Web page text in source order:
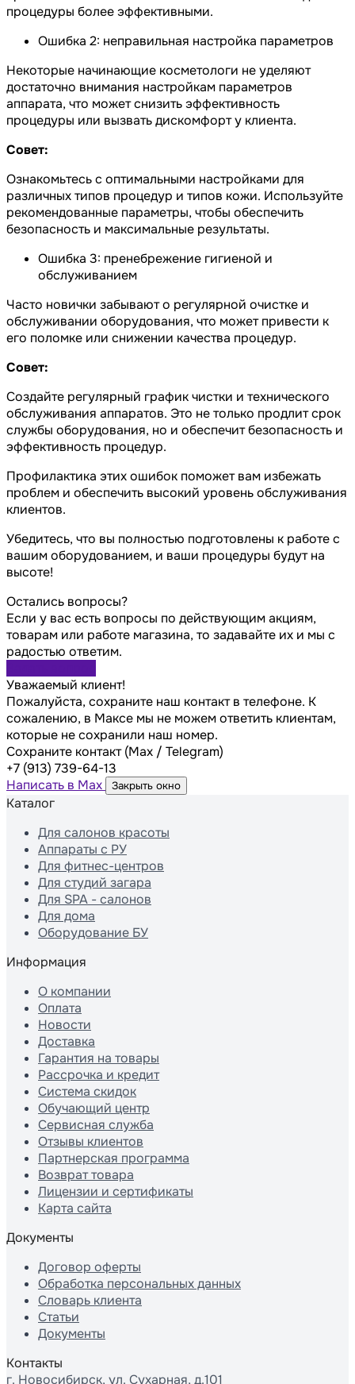
процедуры более эффективными.
Ошибка 2: неправильная настройка параметров
Некоторые начинающие косметологи не уделяют
достаточно внимания настройкам параметров
аппарата, что может снизить эффективность
процедуры или вызвать дискомфорт у клиента.
Совет:
Ознакомьтесь с оптимальными настройками для
различных типов процедур и типов кожи. Используйте
рекомендованные параметры, чтобы обеспечить
безопасность и максимальные результаты.
Ошибка 3: пренебрежение гигиеной и
обслуживанием
Часто новички забывают о регулярной очистке и
обслуживании оборудования, что может привести к
его поломке или снижении качества процедур.
Совет:
Создайте регулярный график чистки и технического
обслуживания аппаратов. Это не только продлит срок
службы оборудования, но и обеспечит безопасность и
эффективность процедур.
Профилактика этих ошибок поможет вам избежать
проблем и обеспечить высокий уровень обслуживания
клиентов.
Убедитесь, что вы полностью подготовлены к работе с
вашим оборудованием, и ваши процедуры будут на
высоте!
Остались вопросы?
Если у вас есть вопросы по действующим акциям,
товарам или работе магазина, то задавайте их и мы с
радостью ответим.
Уважаемый клиент!
Пожалуйста, сохраните наш контакт в телефоне. К
сожалению, в Максе мы не можем ответить клиентам,
которые не сохранили наш номер.
Сохраните контакт (Max / Telegram)
+7 (913) 739-64-13
Написать в Max
Закрыть окно
Каталог
Для салонов красоты
Аппараты с РУ
Для фитнес-центров
Для студий загара
Для SPA - салонов
Для дома
Оборудование БУ
Информация
О компании
Оплата
Новости
Доставка
Гарантия на товары
Рассрочка и кредит
Система скидок
Обучающий центр
Сервисная служба
Отзывы клиентов
Партнерская программа
Возврат товара
Лицензии и сертификаты
Карта сайта
Документы
Договор оферты
Обработка персональных данных
Словарь клиента
Статьи
Документы
Контакты
г. Новосибирск, ул. Сухарная, д.101